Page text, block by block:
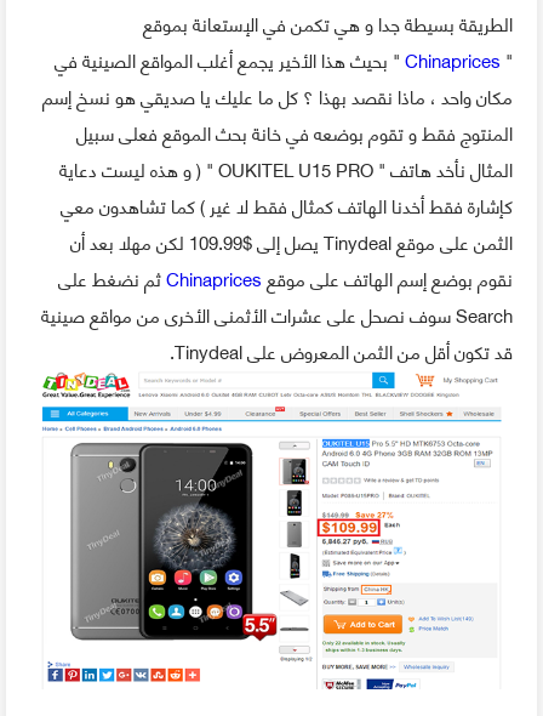
الطريقة بسيطة جدا و هي تكمن في الإستعانة بموقع
"
Chinaprices" بحيث هذا الأخير يجمع أغلب المواقع الصينية في
مكان واحد ، ماذا نقصد بهذا ؟ كل ما عليك يا صديقي هو نسخ إسم
المنتوج فقط و تقوم بوضعه في خانة بحث الموقع فعلى سبيل
المثال نأخد هاتف " OUKITEL U15 PRO " ( و هذه ليست دعاية
كإشارة فقط أخدنا الهاتف كمثال فقط لا غير ) كما تشاهدون معي
الثمن على موقع Tinydeal يصل إلى $109.99 لكن مهلا بعد أن
نقوم بوضع إسم الهاتف على موقعChinapricesثم نضغط على
Search سوف نصحل على عشرات الأثمنى الأخرى من مواقع صينية
قد تكون أقل من الثمن المعروض على Tinydeal.